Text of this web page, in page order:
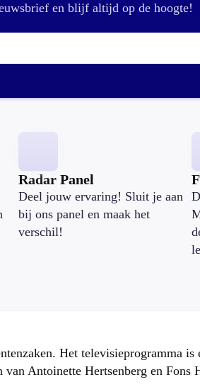
en blijf altijd op de hoogte!
E-mailadres:
Radar Panel
Deel jouw ervaring! Sluit je aan
bij ons panel en maak het
verschil!
Het televisieprogramma is
Antoinette Hertsenberg en Fons